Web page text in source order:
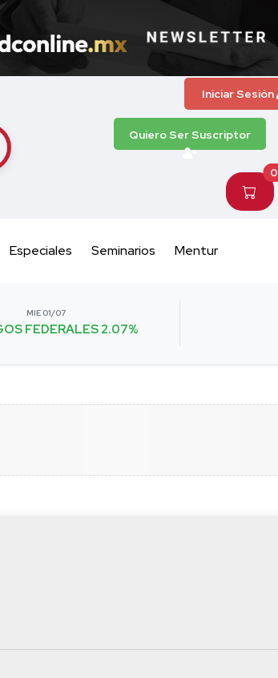
Iniciar Sesión
Quiero Ser Suscriptor
0
Especiales Seminarios Mentur
MIE 01/07
FEDERALES 2.07%